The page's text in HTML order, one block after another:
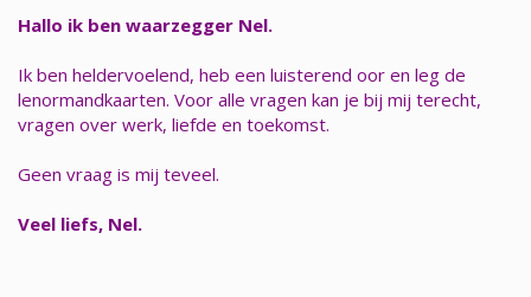
Hallo ik ben waarzegger Nel.
Ik ben heldervoelend, heb een luisterend oor en leg de
lenormandkaarten. Voor alle vragen kan je bij mij terecht,
vragen over werk, liefde en toekomst.
Geen vraag is mij teveel.
Veel liefs, Nel.